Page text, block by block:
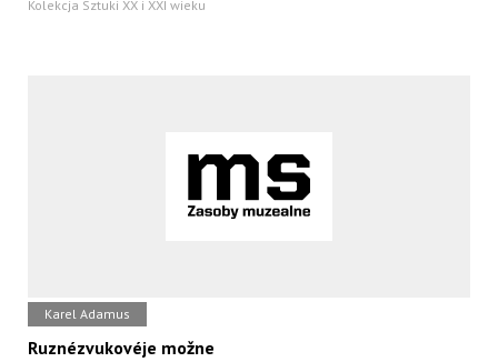
Kolekcja Sztuki XX i XXI wieku
Karel Adamus
Ruznézvukovéje možne